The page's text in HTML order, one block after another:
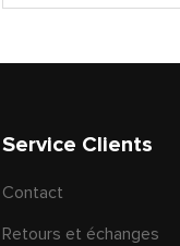
Service Clients
Contact
Retours et échanges